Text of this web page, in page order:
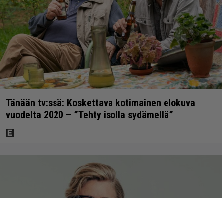
Tänään tv:ssä: Koskettava kotimainen elokuva
vuodelta 2020 – ”Tehty isolla sydämellä”